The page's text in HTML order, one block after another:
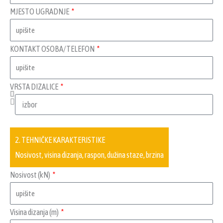
MJESTO UGRADNJE
KONTAKT OSOBA/TELEFON
VRSTA DIZALICE
2. TEHNIČKE KARAKTERISTIKE
Nosivost, visina dizanja, raspon, dužina staze, brzina
Nosivost (kN)
Visina dizanja (m)